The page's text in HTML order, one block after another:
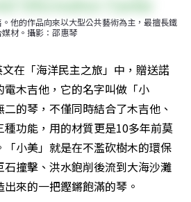
他的作品向來以大型公共藝術為主，最擅長鐵
材。攝影：邵惠琴
在「海洋民主之旅」中，贈送諾
木吉他，它的名字叫做「小
的琴，不僅同時結合了木吉他、
功能，用的材質更是10多年前莫
小美」就是在不濫砍樹木的環保
撞擊、洪水鉋削後流到大海沙灘
來的一把鏗鏘飽滿的琴。